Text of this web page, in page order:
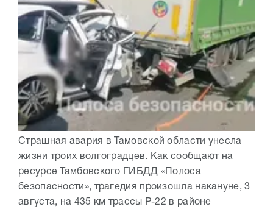
Страшная авария в Тамовской области унесла
жизни троих волгоградцев. Как сообщают на
ресурсе Тамбовского ГИБДД «Полоса
безопасности», трагедия произошла накануне, 3
августа, на 435 км трассы Р-22 в районе